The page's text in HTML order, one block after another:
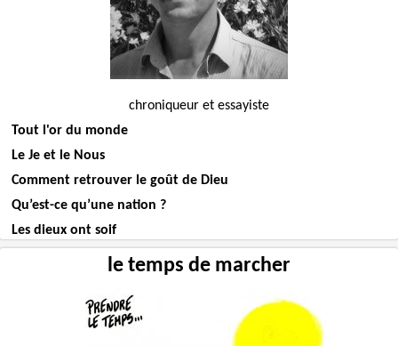
chroniqueur et essayiste
Tout l'or du monde
Le Je et le Nous
Comment retrouver le goût de Dieu
Qu’est-ce qu’une nation ?
Les dieux ont soif
le temps de marcher